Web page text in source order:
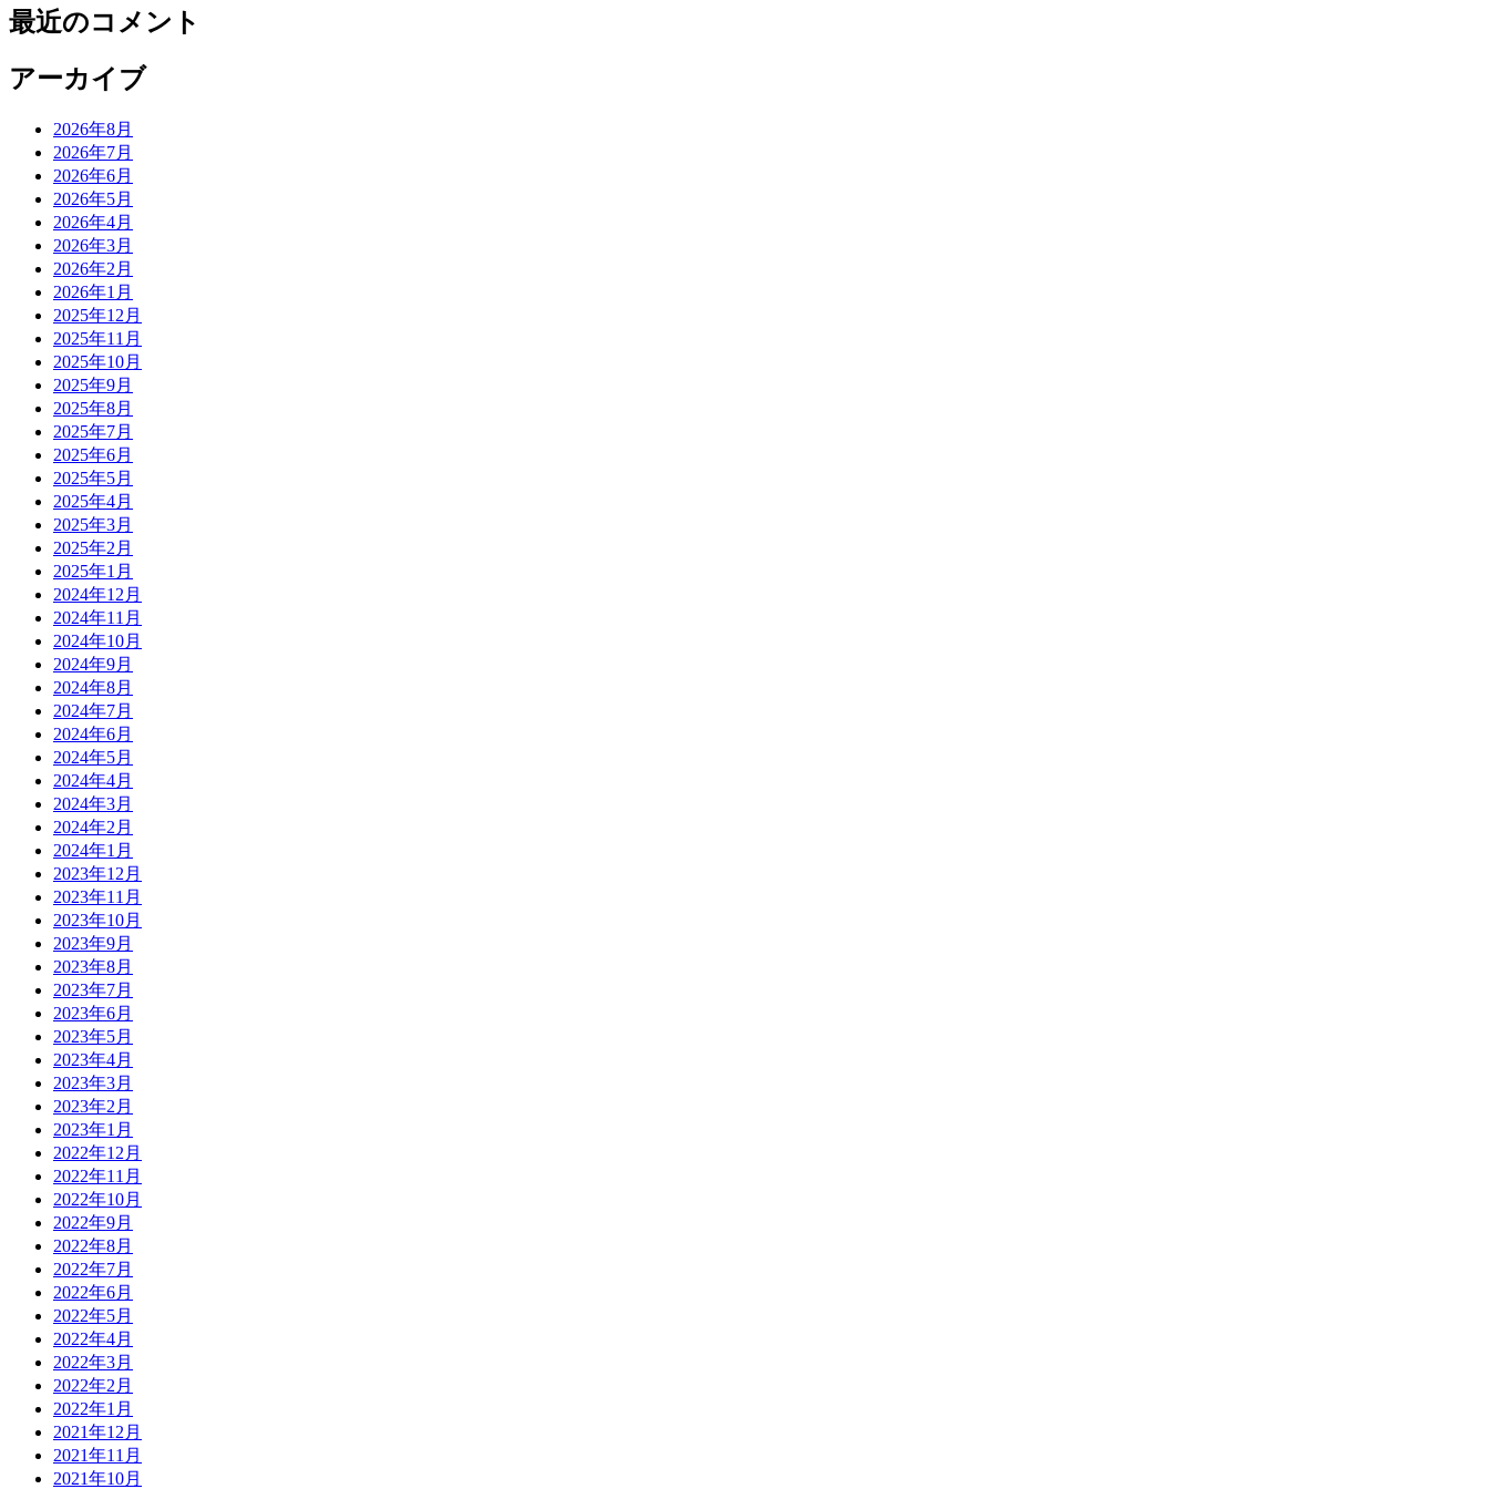
最近のコメント
アーカイブ
2026年8月
2026年7月
2026年6月
2026年5月
2026年4月
2026年3月
2026年2月
2026年1月
2025年12月
2025年11月
2025年10月
2025年9月
2025年8月
2025年7月
2025年6月
2025年5月
2025年4月
2025年3月
2025年2月
2025年1月
2024年12月
2024年11月
2024年10月
2024年9月
2024年8月
2024年7月
2024年6月
2024年5月
2024年4月
2024年3月
2024年2月
2024年1月
2023年12月
2023年11月
2023年10月
2023年9月
2023年8月
2023年7月
2023年6月
2023年5月
2023年4月
2023年3月
2023年2月
2023年1月
2022年12月
2022年11月
2022年10月
2022年9月
2022年8月
2022年7月
2022年6月
2022年5月
2022年4月
2022年3月
2022年2月
2022年1月
2021年12月
2021年11月
2021年10月